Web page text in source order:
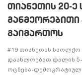
თიანეთის 20-ე
განმეორებითი
გაიმართოს
#19 თიანეთის საოლქო
დაახლოებით დილის 5-
ოცნება-